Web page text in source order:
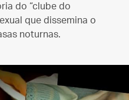
do “clube do
que dissemina o
noturnas.